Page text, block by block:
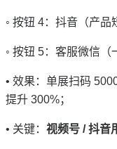
◦ 按钮 4：抖音（产品
◦ 按钮 5：客服微信（
• 效果：单展扫码
提升 300%；
• 关键： 视频号 / 抖音